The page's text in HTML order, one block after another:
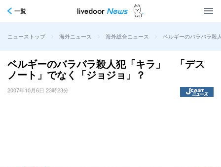
一覧
ニューストップ > 海外ニュース > 海外総合ニュース > ベルギーのバラバラ殺
ベルギーのバラバラ殺人犯「キラ」 「デス
ノート」でなく「ジョジョ」？
2007年10月6日 23時23分